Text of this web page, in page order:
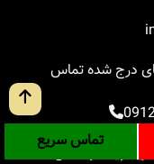
درج شده تماس
ویلا در شمال
تماس سریع